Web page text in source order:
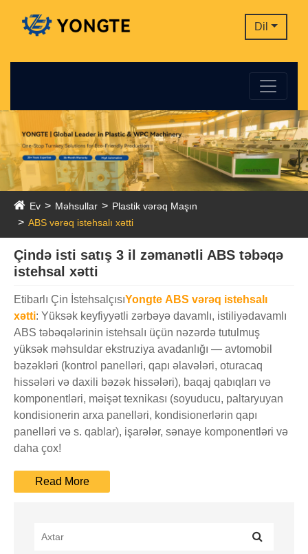
Dil
Ev Məhsullar
Plastik vərəq Maşın
ABS vərəq istehsalı xətti
Çində isti satış 3 il zəmanətli ABS təbəqə
istehsal xətti
Etibarlı Çin İstehsalçısıYongte ABS vərəq istehsalı
xətti: Yüksək keyfiyyətli zərbəyə davamlı, istiliyədavamlı
ABS təbəqələrinin istehsalı üçün nəzərdə tutulmuş
yüksək məhsuldar ekstruziya avadanlığı — avtomobil
bəzəkləri (kontrol panelləri, qapı əlavələri, oturacaq
hissələri və daxili bəzək hissələri), baqaj qabıqları və
komponentləri, məişət texnikası (soyuducu, paltaryuyan
kondisionerin arxa panelləri, kondisionerlərin qapı
panelləri və s. qablar), işarələr, sənaye komponentləri və
daha çox!